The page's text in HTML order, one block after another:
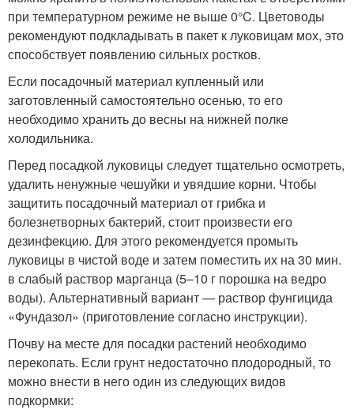
при температурном режиме не выше 0°C. Цветоводы
рекомендуют подкладывать в пакет к луковицам мох, это
способствует появлению сильных ростков.
Если посадочный материал купленный или
заготовленный самостоятельно осенью, то его
необходимо хранить до весны на нижней полке
холодильника.
Перед посадкой луковицы следует тщательно осмотреть,
удалить ненужные чешуйки и увядшие корни. Чтобы
защитить посадочный материал от грибка и
болезнетворных бактерий, стоит произвести его
дезинфекцию. Для этого рекомендуется промыть
луковицы в чистой воде и затем поместить их на 30 мин.
в слабый раствор марганца (5–10 г порошка на ведро
воды). Альтернативный вариант — раствор фунгицида
«Фундазол» (приготовление согласно инструкции).
Почву на месте для посадки растений необходимо
перекопать. Если грунт недостаточно плодородный, то
можно внести в него один из следующих видов
подкормки: